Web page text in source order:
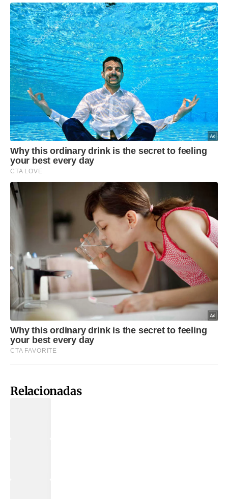
Relacionadas